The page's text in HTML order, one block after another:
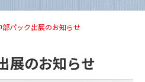
部パック出展のお知らせ
展のお知らせ